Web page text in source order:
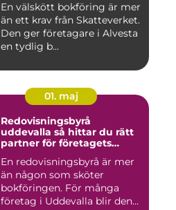
En välskött bokföring är mer
än ett krav från Skatteverket.
Den ger företagare i Alvesta
en tydlig b...
01. maj
Redovisningsbyrå
uddevalla så hittar du rätt
partner för företagets
En redovisningsbyrå är mer
än någon som sköter
bokföringen. För många
företag i Uddevalla blir den